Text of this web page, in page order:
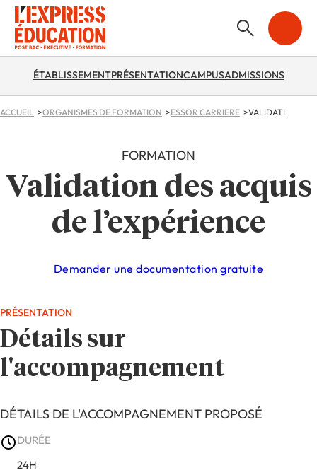
ÉTABLISSEMENTPRÉSENTATIONCAMPUSADMISSIONS
ACCUEIL ORGANISMES DE FORMATION ESSOR CARRIERE VALIDATION DES
FORMATION
Validation des acquis
de l’expérience
Demander une documentation gratuite
PRÉSENTATION
Détails sur
l'accompagnement
DÉTAILS DE L'ACCOMPAGNEMENT PROPOSÉ
DURÉE
24H